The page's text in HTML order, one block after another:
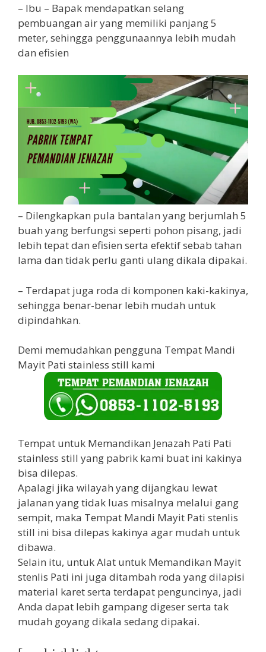
– Ibu – Bapak mendapatkan selang
pembuangan air yang memiliki panjang 5
meter, sehingga penggunaannya lebih mudah
dan efisien
– Dilengkapkan pula bantalan yang berjumlah 5
buah yang berfungsi seperti pohon pisang, jadi
lebih tepat dan efisien serta efektif sebab tahan
lama dan tidak perlu ganti ulang dikala dipakai.
– Terdapat juga roda di komponen kaki-kakinya,
sehingga benar-benar lebih mudah untuk
dipindahkan.
Demi memudahkan pengguna Tempat Mandi
Mayit Pati stainless still kami
Tempat untuk Memandikan Jenazah Pati Pati
stainless still yang pabrik kami buat ini kakinya
bisa dilepas.
Apalagi jika wilayah yang dijangkau lewat
jalanan yang tidak luas misalnya melalui gang
sempit, maka Tempat Mandi Mayit Pati stenlis
still ini bisa dilepas kakinya agar mudah untuk
dibawa.
Selain itu, untuk Alat untuk Memandikan Mayit
stenlis Pati ini juga ditambah roda yang dilapisi
material karet serta terdapat penguncinya, jadi
Anda dapat lebih gampang digeser serta tak
mudah goyang dikala sedang dipakai.